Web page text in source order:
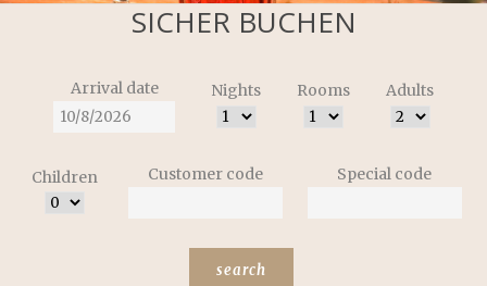
SICHER BUCHEN
Arrival date Nights Rooms Adults
Children Customer code Special code